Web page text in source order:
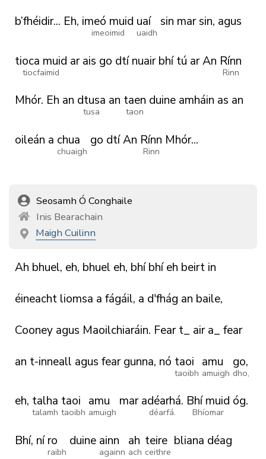
b’fhéidir... Eh, imeó muid
imeoimid
uaí
uaidh
sin marsin, agus
tioca muid
tiocfaimid
ar ais go dtí nuair bhí tú arAn Rínn
Rinn
Mhór. Eh an dtusa
tusa
an taen
taon
duine amháin as an
oileán a chua
chuaigh
go dtíAn Rínn
Rinn
Mhór...
Seosamh Ó Conghaile
Inis Bearachain
Maigh Cuilinn
Ah bhuel, eh, bhuel eh, bhí bhí eh beirt in
éineacht liomsa a fágáil, a d'fhág an baile,
Cooney agus Maoilchiaráin. Fear t_ air a_ fear
an t-inneall agus fear gunna, nó taoi
taoibh
amu
amuigh
go,
dho,
eh, talha
talamh
taoi
taoibh
amu
amuigh
mar adéarhá.
déarfá.
Bhí muid
Bhíomar
óg.
Bhí, ní ro
raibh
duine ainn
againn
ah
ach
teire
ceithre
bliana déag